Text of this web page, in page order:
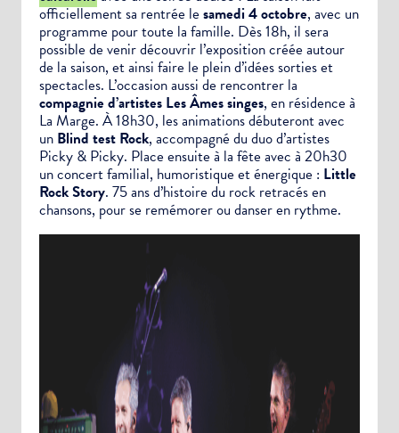
officiellement sa rentrée le samedi 4 octobre, avec un
programme pour toute la famille. Dès 18h, il sera
possible de venir découvrir l’exposition créée autour
de la saison, et ainsi faire le plein d’idées sorties et
spectacles. L’occasion aussi de rencontrer la
compagnie d’artistes Les Âmes singes, en résidence à
La Marge. À 18h30, les animations débuteront avec
un Blind test Rock, accompagné du duo d’artistes
Picky & Picky. Place ensuite à la fête avec à 20h30
un concert familial, humoristique et énergique : Little
Rock Story. 75 ans d’histoire du rock retracés en
chansons, pour se remémorer ou danser en rythme.